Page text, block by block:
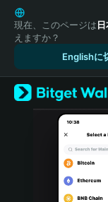
English
日本語
Tiếng Việt
Español
Türkçe
Italiano
Português (Portugal)
現在、このページは
えますか？
Englishに